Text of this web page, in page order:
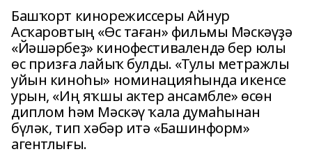
Башҡорт кинорежиссеры Айнур
Асҡаровтың «Өс таған» фильмы Мәскәүҙә
«Йәшәрбеҙ» кинофестивалендә бер юлы
өс призға лайыҡ булды. «Тулы метражлы
уйын киноһы» номинацияһында икенсе
урын, «Иң яҡшы актер ансамбле» өсөн
диплом һәм Мәскәү ҡала думаһынан
бүләк, тип хәбәр итә «Башинформ»
агентлығы.